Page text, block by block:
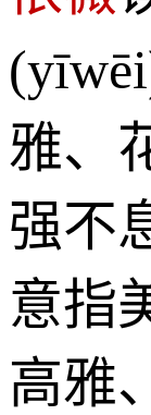
雅、
强不
意指
高雅